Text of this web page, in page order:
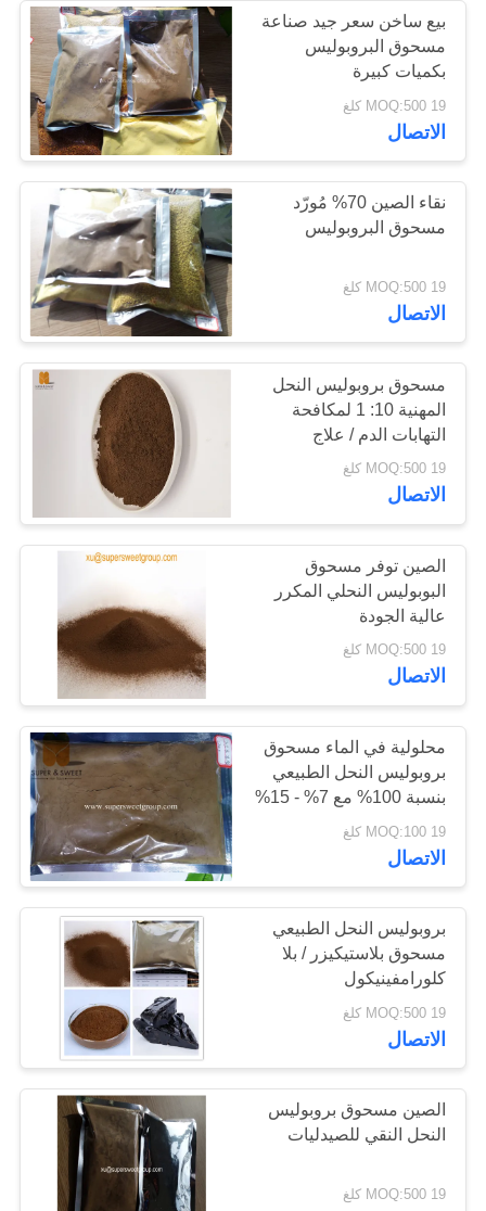
اطلب
اقتباس
خريطة
الموقع
PRIVACY
بيع ساخن سعر جيد صناعة
مسحوق البروبوليس
بكميات كبيرة
19 MOQ:500 كلغ
الاتصال
نقاء الصين 70% مُورّد
مسحوق البروبوليس
19 MOQ:500 كلغ
الاتصال
مسحوق بروبوليس النحل
المهنية 10: 1 لمكافحة
التهابات الدم / علاج
الالتهابات
19 MOQ:500 كلغ
الاتصال
الصين توفر مسحوق
البوبوليس النحلي المكرر
عالية الجودة
19 MOQ:500 كلغ
الاتصال
محلولية في الماء مسحوق
بروبوليس النحل الطبيعي
بنسبة 100% مع 7% - 15%
من الفلافونويدات
19 MOQ:100 كلغ
الاتصال
بروبوليس النحل الطبيعي
مسحوق بلاستيكيزر / بلا
كلورامفينيكول
19 MOQ:500 كلغ
الاتصال
الصين مسحوق بروبوليس
النحل النقي للصيدليات
19 MOQ:500 كلغ